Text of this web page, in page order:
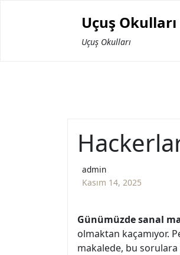
Uçuş Okulları
Uçuş Okulları
admin
Kasım 14, 2025
Günümüzde sanal
olmaktan kaçamıyor.
makalede, bu sorulara